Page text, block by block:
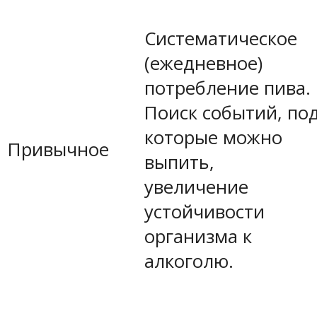
Привычное
Систематическое
(ежедневное)
потребление пива.
Поиск событий,
которые можно
выпить,
увеличение
устойчивости
организма к
алкоголю.